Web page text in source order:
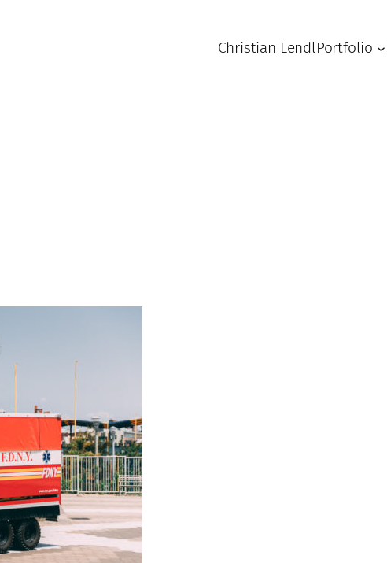
Christian LendlPortfolio